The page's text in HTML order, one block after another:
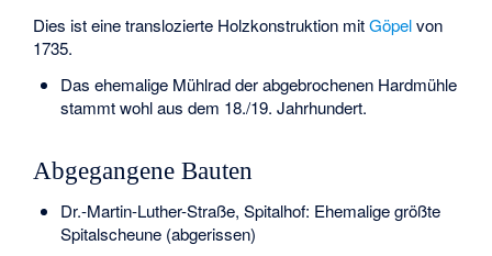
Dies ist eine translozierte Holzkonstruktion mitGöpelvon
1735.
Das ehemalige Mühlrad der abgebrochenen Hardmühle
stammt wohl aus dem 18./19. Jahrhundert.
Abgegangene Bauten
Dr.-Martin-Luther-Straße, Spitalhof: Ehemalige größte
Spitalscheune (abgerissen)